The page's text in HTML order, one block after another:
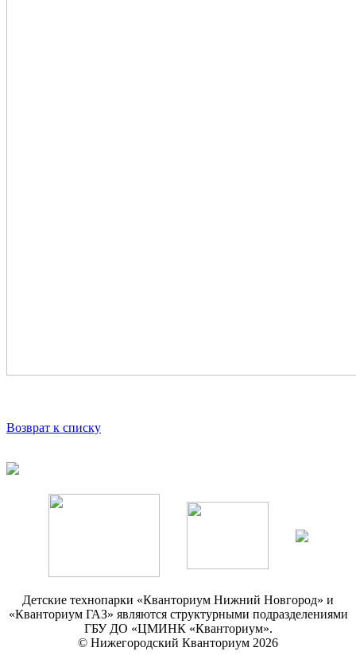
Возврат к списку
Детские технопарки «Кванториум Нижний Новгород» и
«Кванториум ГАЗ» являются структурными подразделениями
ГБУ ДО «ЦМИНК «Кванториум».
© Нижегородский Кванториум 2026